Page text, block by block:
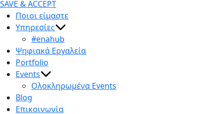
SAVE & ACCEPT
Ποιοι είμαστε
Υπηρεσίες
#enahub
Ψηφιακά Εργαλεία
Portfolio
Events
Ολοκληρωμένα Events
Blog
Επικοινωνία